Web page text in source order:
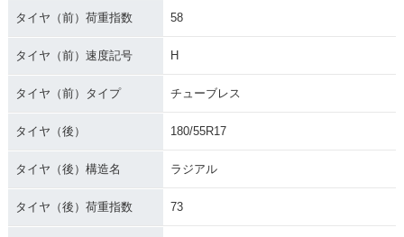
タイヤ（前）荷重指数 58
タイヤ（前）速度記号 H
タイヤ（前）タイプ チューブレス
タイヤ（後） 180/55R17
タイヤ（後）構造名 ラジアル
タイヤ（後）荷重指数 73